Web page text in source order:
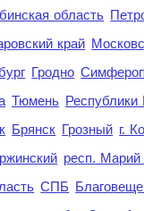
область
край
Гродно
Тюмень Республики
Брянск Грозный г.
респ.
СПБ